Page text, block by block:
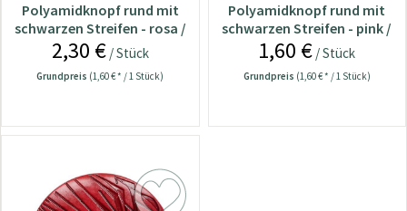
Polyamidknopf rund mit
schwarzen Streifen - rosa /
28 mm
2,30 €/ Stück
Grundpreis (1,60 € * / 1 Stück)
Polyamidknopf rund mit
schwarzen Streifen - pink /
18 mm
1,60 € / Stück
Grundpreis (1,60 € * / 1 Stück)